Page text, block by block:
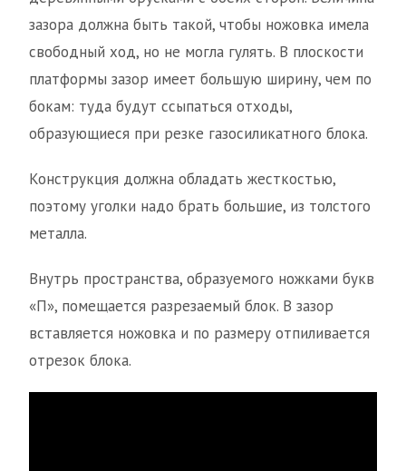
зазора должна быть такой, чтобы ножовка имела
свободный ход, но не могла гулять. В плоскости
платформы зазор имеет большую ширину, чем по
бокам: туда будут ссыпаться отходы,
образующиеся при резке газосиликатного блока.
Конструкция должна обладать жесткостью,
поэтому уголки надо брать большие, из толстого
металла.
Внутрь пространства, образуемого ножками букв
«П», помещается разрезаемый блок. В зазор
вставляется ножовка и по размеру отпиливается
отрезок блока.